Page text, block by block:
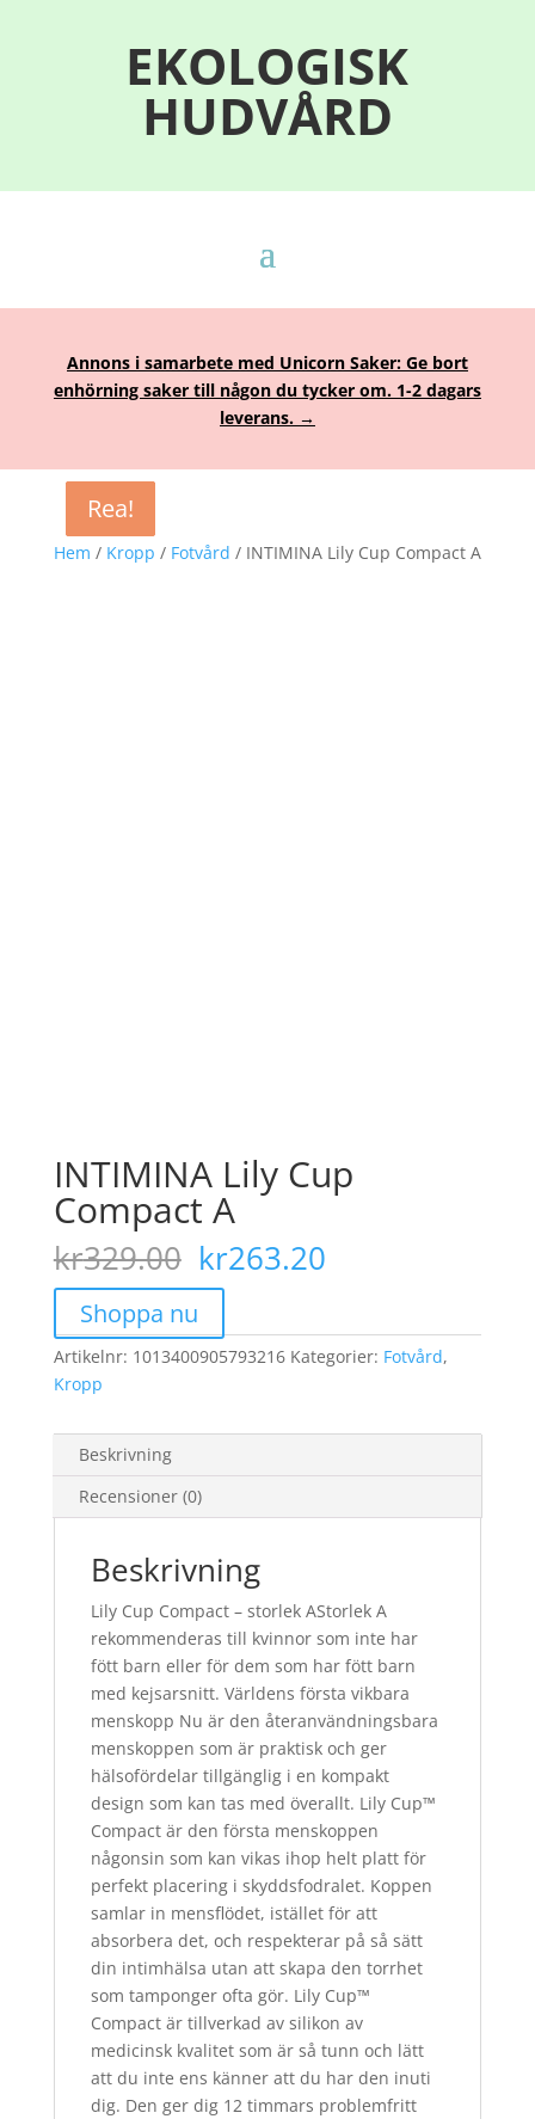
EKOLOGISK
HUDVÅRD
Annons i samarbete med Unicorn Saker: Ge bort
enhörning saker till någon du tycker om. 1-2 dagars
leverans. →
Hem / Kropp / Fotvård / INTIMINA Lily Cup Compact A
Rea!
INTIMINA Lily Cup
Compact A
kr329.00 Det
ursprungliga
priset
var:
kr329.00.
kr263.20Det
är:
kr263.20.
Shoppa nu
Artikelnr: 1013400905793216 Kategorier: Fotvård,
Kropp
Beskrivning
Recensioner (0)
Beskrivning
Lily Cup Compact – storlek AStorlek A
rekommenderas till kvinnor som inte har
fött barn eller för dem som har fött barn
med kejsarsnitt. Världens första vikbara
menskopp Nu är den återanvändningsbara
menskoppen som är praktisk och ger
hälsofördelar tillgänglig i en kompakt
design som kan tas med överallt. Lily Cup™
Compact är den första menskoppen
någonsin som kan vikas ihop helt platt för
perfekt placering i skyddsfodralet. Koppen
samlar in mensflödet, istället för att
absorbera det, och respekterar på så sätt
din intimhälsa utan att skapa den torrhet
som tamponger ofta gör. Lily Cup™
Compact är tillverkad av silikon av
medicinsk kvalitet som är så tunn och lätt
att du inte ens känner att du har den inuti
dig. Den ger dig 12 timmars problemfritt
Rea!
Rea!
Rea!